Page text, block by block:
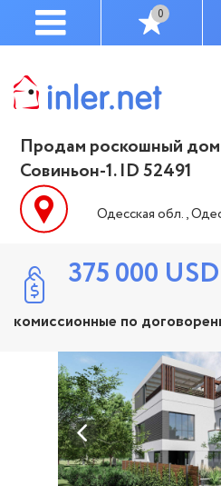
0
Продам роскошный
Совиньон-1. ID 52491
Одесская обл.,
375 000 USD
комиссионные по